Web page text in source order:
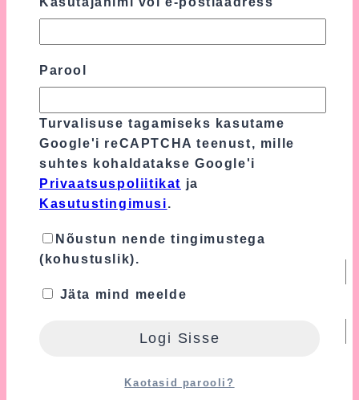
reCAPTCHA teenust, mille suhtes
Parool
Turvalisuse tagamiseks kasutame
Google'i reCAPTCHA teenust, mille
suhtes kohaldatakse Google'i
Privaatsuspoliitikat ja
Kasutustingimusi.
Nõustun nende tingimustega
(kohustuslik).
Jäta mind meelde
Kaotasid parooli?